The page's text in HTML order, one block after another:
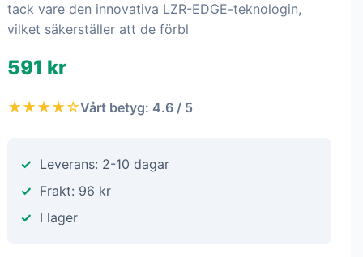
tack vare den innovativa LZR-EDGE-teknologin,
vilket säkerställer att de förbl
591 kr
★★★★☆Vårt betyg: 4.6 / 5
Leverans: 2-10 dagar
Frakt: 96 kr
I lager